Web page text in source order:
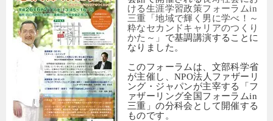
ける生涯学習政策フォーラムin
三重「地域で輝く男に学べ！～
粋なセカンドキャリアのつくり
かた～」 で基調講演することに
なりました。
このフォーラムは、文部科学省
が主催し、 NPO法人ファザーリ
ング・ジャパンが主宰する「フ
ァザーリング全国フォーラムin
三重」の分科会として開催する
ものです。